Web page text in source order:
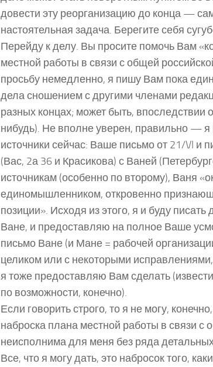
довести эту реорганизацию до конца —
настоятельная задача. Берегите себя
Перейду к делу. Вы просите помочь Вам
местной работы в связи с общей
просьбу немедленно, я пишу Вам пока
дела сношением с другими членами
разных концах; может быть,
нибудь). Не вполне уверен, правильно —
источники сейчас: Ваше письмо от 21/VI и
(Вас, 2а 36 и Красикова) с Ваней
источникам (особенно по второму), Ваня
единомышленником, откровенно
позиции». Исходя из этого, я и буду
Ване, и предоставляю на полное Ваше
письмо Ване (и Мане = рабочей
целиком или с некоторыми
я тоже предоставляю Вам сделать
по возможности, конечно).
Если говорить строго, то я не могу,
наброска плана местной работы в связи с
неисполнима для меня без ряда
Все, что я могу дать, это набросок того,